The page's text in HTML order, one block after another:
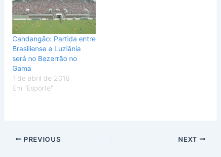
Candangão: Partida entre
Brasiliense e Luziânia
será no Bezerrão no
Gama
1 de abril de 2018
Em "Esporte"
PREVIOUS NEXT